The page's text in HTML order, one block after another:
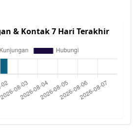
& Kontak 7 Hari Terakhir